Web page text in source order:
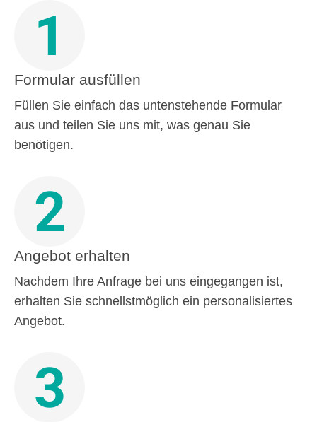
1
Formular ausfüllen
Füllen Sie einfach das untenstehende Formular
aus und teilen Sie uns mit, was genau Sie
benötigen.
2
Angebot erhalten
Nachdem Ihre Anfrage bei uns eingegangen ist,
erhalten Sie schnellstmöglich ein personalisiertes
Angebot.
3